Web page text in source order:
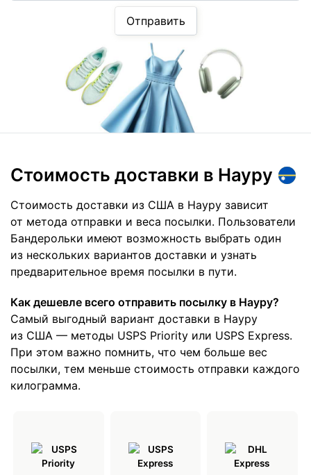
Отправить
Стоимость доставки в Науру
Стоимость доставки из США в Науру зависит
от метода отправки и веса посылки. Пользователи
Бандерольки имеют возможность выбрать один
из нескольких вариантов доставки и узнать
предварительное время посылки в пути.
Как дешевле всего отправить посылку в Науру?
Самый выгодный вариант доставки в Науру
из США — методы USPS Priority или USPS Express.
При этом важно помнить, что чем больше вес
посылки, тем меньше стоимость отправки каждого
килограмма.